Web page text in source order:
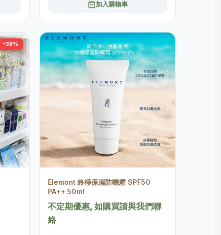
加入購物車
-38%
Elemont 終極保濕防曬霜 SPF50
PA++ 50ml
不定期優惠, 如購買請與我們聯
絡